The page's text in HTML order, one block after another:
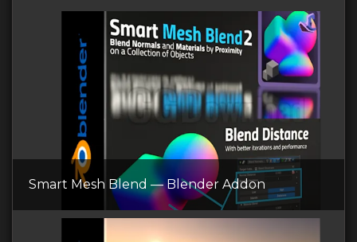
Smart Mesh Blend — Blender Addon